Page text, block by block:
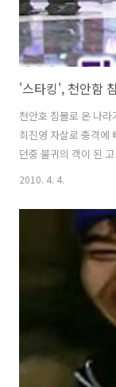
'스타킹', 천안함
천안호 침몰로 온 나
최진영 자살로 충격에
던중 불귀의 객이 된
의 시신이 발견돼 실
들었습니다. 천안호
다. 방송도 이런 분위
제 '무한도전'은 결방
했고 '쇼 음악중심'과
2010. 4. 4.